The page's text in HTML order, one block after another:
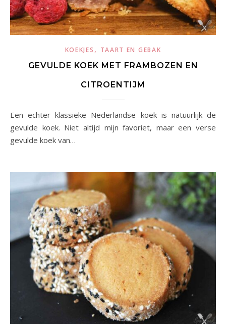
KOEKJES , TAART EN GEBAK
GEVULDE KOEK MET FRAMBOZEN EN
CITROENTIJM
Een echter klassieke Nederlandse koek is natuurlijk de
gevulde koek. Niet altijd mijn favoriet, maar een verse
gevulde koek van…